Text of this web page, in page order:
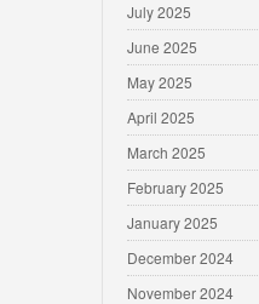
July 2025
June 2025
May 2025
April 2025
March 2025
February 2025
January 2025
December 2024
November 2024